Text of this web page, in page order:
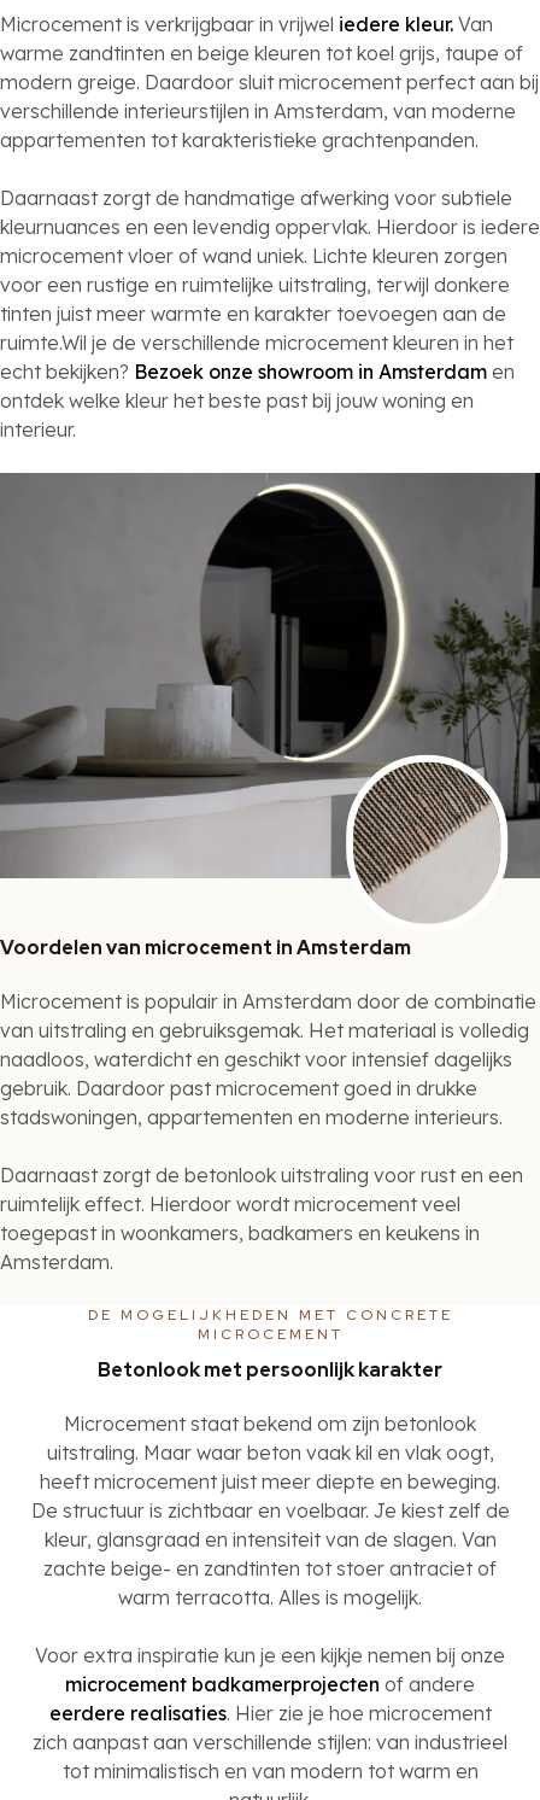
Microcement is verkrijgbaar in vrijwel iedere kleur. Van
warme zandtinten en beige kleuren tot koel grijs, taupe of
modern greige. Daardoor sluit microcement perfect aan bij
verschillende interieurstijlen in Amsterdam, van moderne
appartementen tot karakteristieke grachtenpanden.
Daarnaast zorgt de handmatige afwerking voor subtiele
kleurnuances en een levendig oppervlak. Hierdoor is iedere
microcement vloer of wand uniek. Lichte kleuren zorgen
voor een rustige en ruimtelijke uitstraling, terwijl donkere
tinten juist meer warmte en karakter toevoegen aan de
ruimte.Wil je de verschillende microcement kleuren in het
echt bekijken? Bezoek onze showroom in Amsterdam en
ontdek welke kleur het beste past bij jouw woning en
interieur.
Voordelen van microcement in Amsterdam
Microcement is populair in Amsterdam door de combinatie
van uitstraling en gebruiksgemak. Het materiaal is volledig
naadloos, waterdicht en geschikt voor intensief dagelijks
gebruik. Daardoor past microcement goed in drukke
stadswoningen, appartementen en moderne interieurs.
Daarnaast zorgt de betonlook uitstraling voor rust en een
ruimtelijk effect. Hierdoor wordt microcement veel
toegepast in woonkamers, badkamers en keukens in
Amsterdam.
DE MOGELIJKHEDEN MET CONCRETE
MICROCEMENT
Betonlook met persoonlijk karakter
Microcement staat bekend om zijn betonlook
uitstraling. Maar waar beton vaak kil en vlak oogt,
heeft microcement juist meer diepte en beweging.
De structuur is zichtbaar en voelbaar. Je kiest zelf de
kleur, glansgraad en intensiteit van de slagen. Van
zachte beige- en zandtinten tot stoer antraciet of
warm terracotta. Alles is mogelijk.
Voor extra inspiratie kun je een kijkje nemen bij onze
microcement badkamerprojecten of andere
eerdere realisaties. Hier zie je hoe microcement
zich aanpast aan verschillende stijlen: van industrieel
tot minimalistisch en van modern tot warm en